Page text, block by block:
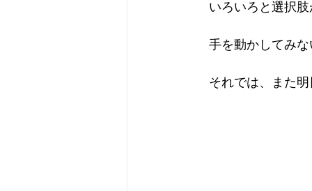
いろいろと選択肢
手を動かしてみな
それでは、また明